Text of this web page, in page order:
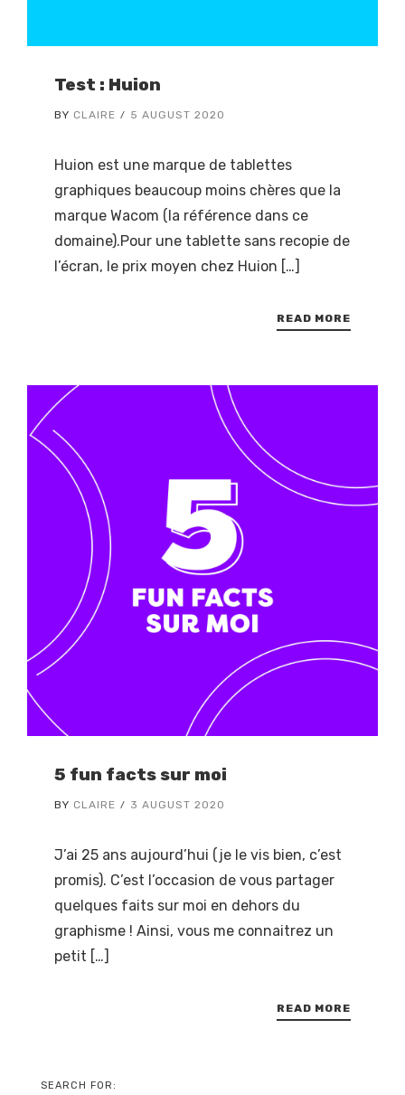
Test : Huion
BY CLAIRE 5 AUGUST 2020
Huion est une marque de tablettes
graphiques beaucoup moins chères que la
marque Wacom (la référence dans ce
domaine).Pour une tablette sans recopie de
l’écran, le prix moyen chez Huion […]
READ MORE
5 fun facts sur moi
BY CLAIRE 3 AUGUST 2020
J’ai 25 ans aujourd’hui (je le vis bien, c’est
promis). C’est l’occasion de vous partager
quelques faits sur moi en dehors du
graphisme ! Ainsi, vous me connaitrez un
petit […]
READ MORE
SEARCH FOR: